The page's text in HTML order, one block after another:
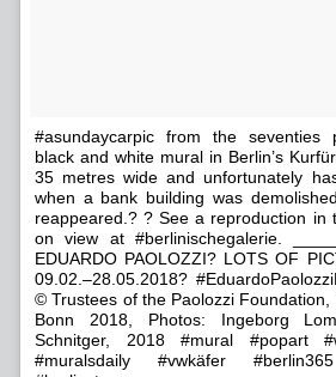
#asundaycarpic from the seventies
black and white mural in Berlin’s
35 metres wide and unfortunately
when a bank building was
reappeared.? ? See a reproduction in
on view at #berlinischegalerie.
EDUARDO PAOLOZZI? LOTS OF
09.02.–28.05.2018?
© Trustees of the Paolozzi Foundation,
Bonn 2018, Photos: Ingeborg
Schnitger, 2018 #mural #popart
#muralsdaily #vwkäfer #berlin365